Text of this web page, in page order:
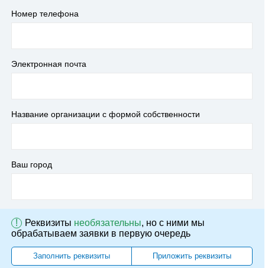
Номер телефона
Электронная почта
Название организации с формой собственности
Ваш город
! Реквизиты необязательны, но с ними мы
обрабатываем заявки в первую очередь
Заполнить реквизиты Приложить реквизиты